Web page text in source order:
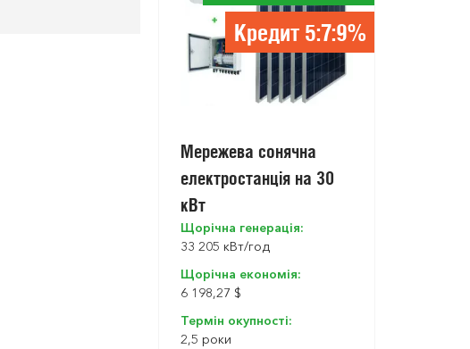
Кредит 5:7:9%
Мережева сонячна
електростанція на 30
кВт
Щорічна генерація:
33 205 кBт/год
Щорічна економія:
6 198,27 $
Термін окупності:
2,5 роки